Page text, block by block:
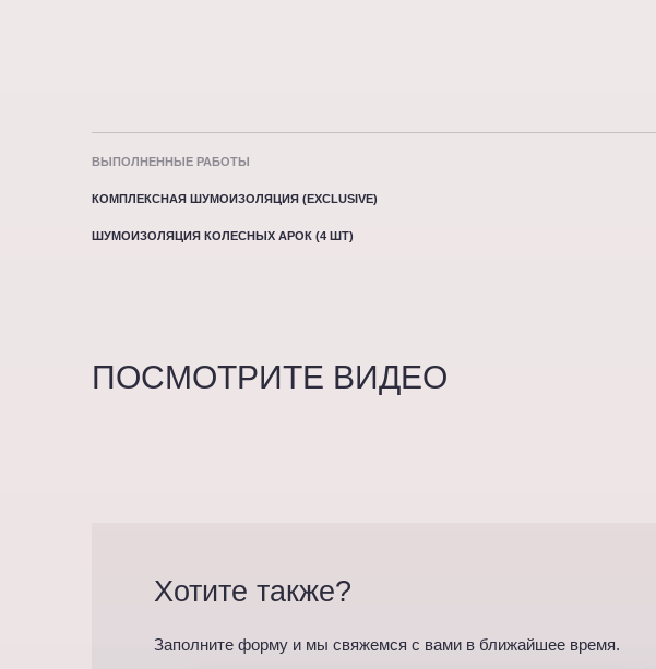
ВЫПОЛНЕННЫЕ РАБОТЫ
КОМПЛЕКСНАЯ ШУМОИЗОЛЯЦИЯ (EXCLUSIVE)
ШУМОИЗОЛЯЦИЯ КОЛЕСНЫХ АРОК (4 ШТ)
ПОСМОТРИТЕ ВИДЕО
Хотите также?
Заполните форму и мы свяжемся с вами в ближайшее время.